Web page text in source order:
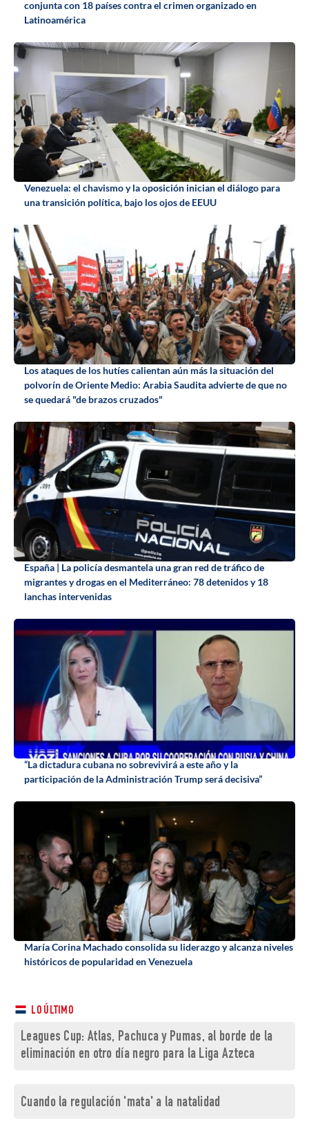
conjunta con 18 países contra el crimen organizado en
Latinoamérica
Venezuela: el chavismo y la oposición inician el diálogo para
una transición política, bajo los ojos de EEUU
Los ataques de los hutíes calientan aún más la situación del
polvorín de Oriente Medio: Arabia Saudita advierte de que no
se quedará "de brazos cruzados"
España | La policía desmantela una gran red de tráfico de
migrantes y drogas en el Mediterráneo: 78 detenidos y 18
lanchas intervenidas
“La dictadura cubana no sobrevivirá a este año y la
participación de la Administración Trump será decisiva”
María Corina Machado consolida su liderazgo y alcanza niveles
históricos de popularidad en Venezuela
LO ÚLTIMO
Leagues Cup: Atlas, Pachuca y Pumas, al borde de la
eliminación en otro día negro para la Liga Azteca
Cuando la regulación 'mata' a la natalidad